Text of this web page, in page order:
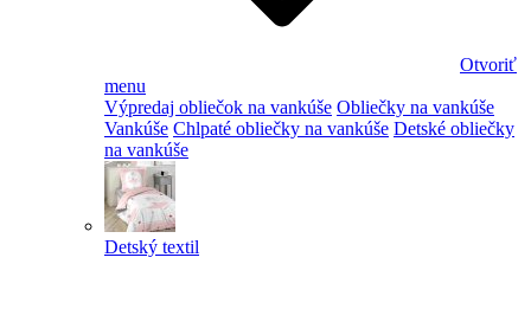
Otvoriť
menu
Výpredaj obliečok na vankúše Obliečky na vankúše
Vankúše Chlpaté obliečky na vankúše Detské obliečky
na vankúše
Detský textil